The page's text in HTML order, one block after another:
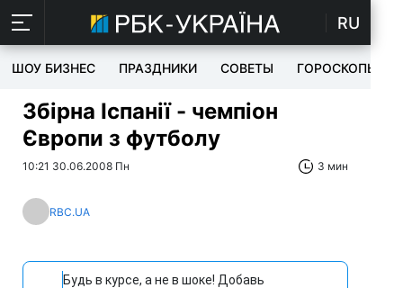
RU
ШОУ БИЗНЕС ПРАЗДНИКИ СОВЕТЫ ГОРОСКОПЫ
Збірна Іспанії - чемпіон
Європи з футболу
10:21 30.06.2008 Пн 3 мин
RBC.UA
Будь в курсе, а не в шоке! Добавь